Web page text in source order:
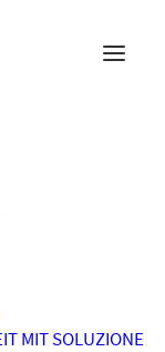
MIT SOLUZIONE